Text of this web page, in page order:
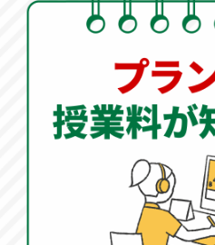
夏の受験対策は
オンライン家庭教師
夏の過ごし方は、受験の合否
す。 塾の夏期講習では最後
す時期です。総合的に復習す
イン家庭教師で塾の補完を行
が重要です。